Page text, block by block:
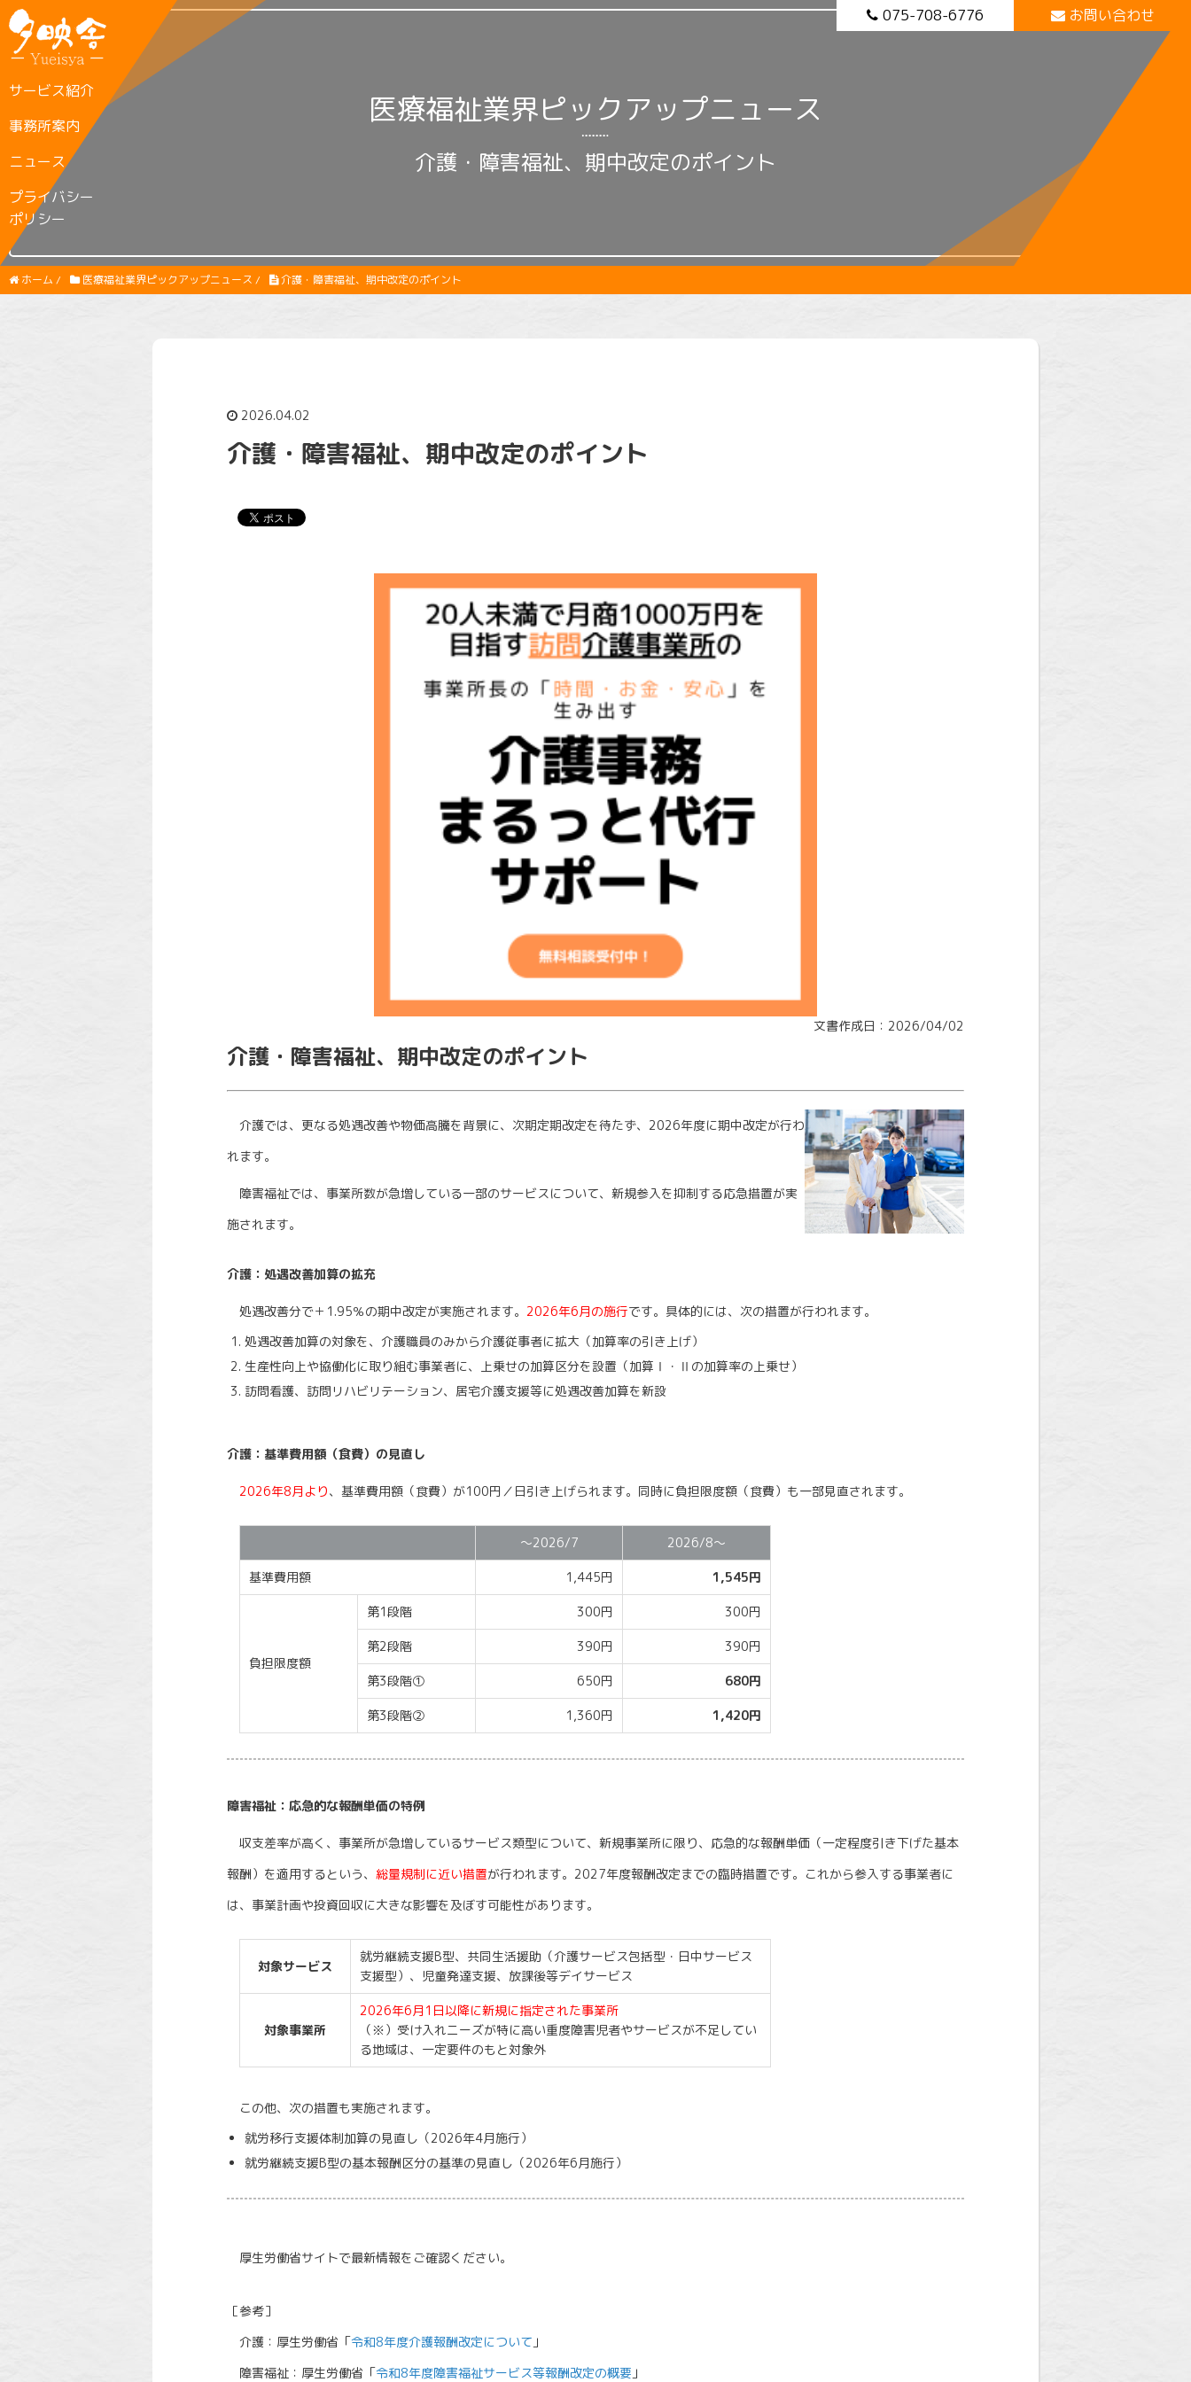
医療福祉業界ピックアップニュース
介護・障害福祉、期中改定のポイント
075-708-6776 お問い合わせ
サービス紹介
事務所案内
ニュース
プライバシー
ポリシー
ホーム / 医療福祉業界ピックアップニュース / 介護・障害福祉、期中改定のポイント
2026.04.02
介護・障害福祉、期中改定のポイント
文書作成日：2026/04/02
介護・障害福祉、期中改定のポイント
介護では、更なる処遇改善や物価高騰を背景に、次期定期改定を待たず、2026年度に期中改定が行わ
れます。
障害福祉では、事業所数が急増している一部のサービスについて、新規参入を抑制する応急措置が実
施されます。
介護：処遇改善加算の拡充
処遇改善分で＋1.95％の期中改定が実施されます。 2026年6月の施行です。具体的には、次の措置が行われます。
処遇改善加算の対象を、介護職員のみから介護従事者に拡大（加算率の引き上げ）
生産性向上や協働化に取り組む事業者に、上乗せの加算区分を設置（加算Ⅰ・Ⅱの加算率の上乗せ）
訪問看護、訪問リハビリテーション、居宅介護支援等に処遇改善加算を新設
介護：基準費用額（食費）の見直し
2026年8月より、基準費用額（食費）が100円／日引き上げられます。同時に負担限度額（食費）も一部見直されます。
～2026/7 2026/8～
基準費用額 1,445円 1,545円
負担限度額
第1段階 300円 300円
第2段階 390円 390円
第3段階① 650円 680円
第3段階② 1,360円 1,420円
障害福祉：応急的な報酬単価の特例
収支差率が高く、事業所が急増しているサービス類型について、新規事業所に限り、応急的な報酬単価（一定程度引き下げた基本
報酬）を適用するという、 総量規制に近い措置が行われます。2027年度報酬改定までの臨時措置です。これから参入する事業者に
は、事業計画や投資回収に大きな影響を及ぼす可能性があります。
対象サービス
就労継続支援B型、共同生活援助（介護サービス包括型・日中サービス
支援型）、児童発達支援、放課後等デイサービス
対象事業所
2026年6月1日以降に新規に指定された事業所
（※）受け入れニーズが特に高い重度障害児者やサービスが不足してい
る地域は、一定要件のもと対象外
この他、次の措置も実施されます。
就労移行支援体制加算の見直し（2026年4月施行）
就労継続支援B型の基本報酬区分の基準の見直し（2026年6月施行）
厚生労働省サイトで最新情報をご確認ください。
［参考］
介護：厚生労働省「令和8年度介護報酬改定について 」
障害福祉：厚生労働省「令和8年度障害福祉サービス等報酬改定の概要 」